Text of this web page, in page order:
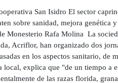
San Isidro El sector
sobre sanidad, mejora genética
Monesterio Rafa Molina La
Acriflor, han organizado dos
en los aspectos sanitario, de
explica que "de un tiempo a
de las razas florida,